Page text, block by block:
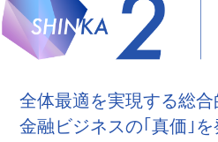
全体最適を実現する総合
金融ビジネスの｢真価｣を